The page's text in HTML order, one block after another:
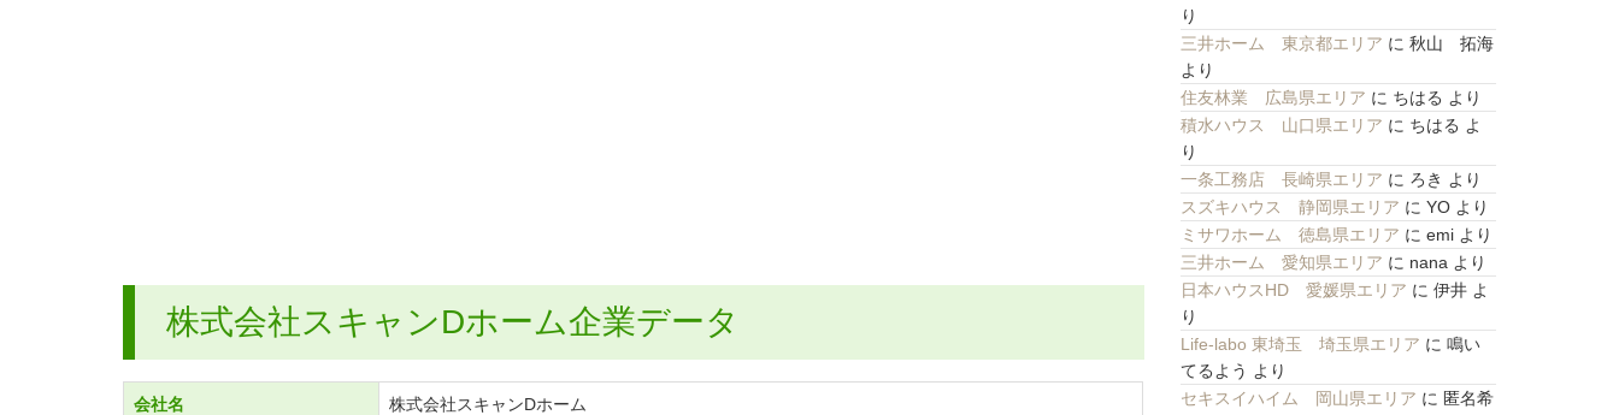
株式会社スキャンDホーム企業データ
会社名 株式会社スキャンDホーム
り
三井ホーム 東京都エリア に 秋山 拓海
より
住友林業 広島県エリア に ちはる より
積水ハウス 山口県エリア に ちはる よ
り
一条工務店 長崎県エリア に ろき より
スズキハウス 静岡県エリア に YOより
ミサワホーム 徳島県エリア に emiより
三井ホーム 愛知県エリア に nana より
日本ハウスHD 愛媛県エリア に 伊井よ
り
Life-labo 東埼玉 埼玉県エリア に 鳴い
てるよう より
セキスイハイム 岡山県エリア に 匿名希